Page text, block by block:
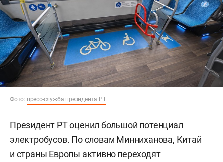
Фото: пресс-служба президента РТ
Президент РТ оценил большой потенциал
электробусов. По словам Минниханова, Китай
и страны Европы активно переходят